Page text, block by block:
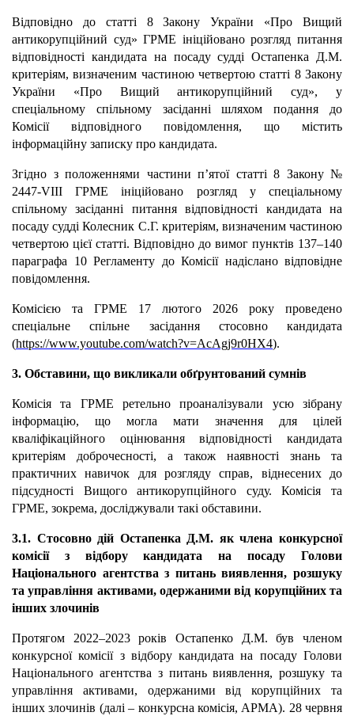
Відповідно до статті 8 Закону України «Про Вищий
антикорупційний суд» ГРМЕ ініційовано розгляд питання
відповідності кандидата на посаду судді Остапенка Д.М.
критеріям, визначеним частиною четвертою статті 8 Закону
України «Про Вищий антикорупційний суд», у
спеціальному спільному засіданні шляхом подання до
Комісії відповідного повідомлення, що містить
інформаційну записку про кандидата.
Згідно з положеннями частини п’ятої статті 8 Закону №
2447-VІІІ ГРМЕ ініційовано розгляд у спеціальному
спільному засіданні питання відповідності кандидата на
посаду судді Колесник С.Г. критеріям, визначеним частиною
четвертою цієї статті. Відповідно до вимог пунктів 137–140
параграфа 10 Регламенту до Комісії надіслано відповідне
повідомлення.
Комісією та ГРМЕ 17 лютого 2026 року проведено
спеціальне спільне засідання стосовно кандидата
(https://www.youtube.com/watch?v=AcAgj9r0HX4).
3. Обставини, що викликали обґрунтований сумнів
Комісія та ГРМЕ ретельно проаналізували усю зібрану
інформацію, що могла мати значення для цілей
кваліфікаційного оцінювання відповідності кандидата
критеріям доброчесності, а також наявності знань та
практичних навичок для розгляду справ, віднесених до
підсудності Вищого антикорупційного суду. Комісія та
ГРМЕ, зокрема, досліджували такі обставини.
3.1. Стосовно дій Остапенка Д.М. як члена конкурсної
комісії з відбору кандидата на посаду Голови
Національного агентства з питань виявлення, розшуку
та управління активами, одержаними від корупційних та
інших злочинів
Протягом 2022–2023 років Остапенко Д.М. був членом
конкурсної комісії з відбору кандидата на посаду Голови
Національного агентства з питань виявлення, розшуку та
управління активами, одержаними від корупційних та
інших злочинів (далі – конкурсна комісія, АРМА). 28 червня